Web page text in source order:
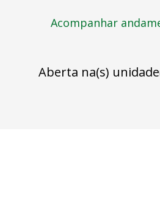
Acompanhar
Aberta na(s)